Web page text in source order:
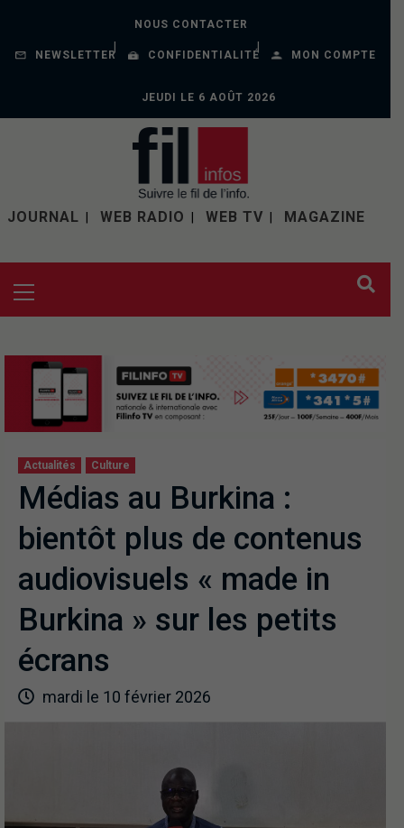
NOUS CONTACTER
NEWSLETTER CONFIDENTIALITÉ MON COMPTE
JEUDI LE 6 AOÛT 2026
JOURNAL WEB RADIO WEB TV MAGAZINE
Actualités Culture
Médias au Burkina :
bientôt plus de contenus
audiovisuels « made in
Burkina » sur les petits
écrans
mardi le 10 février 2026